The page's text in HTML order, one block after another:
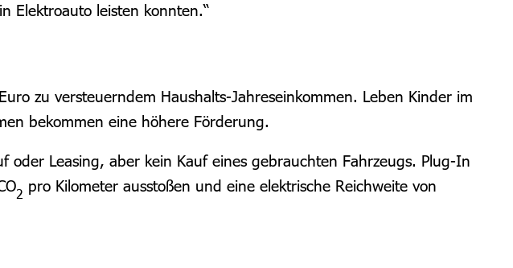
Elektroauto leisten konnten.“
zu versteuerndem Haushalts-Jahreseinkommen. Leben Kinder im
bekommen eine höhere Förderung.
Leasing, aber kein Kauf eines gebrauchten Fahrzeugs. Plug-In
2 pro Kilometer ausstoßen und eine elektrische Reichweite von